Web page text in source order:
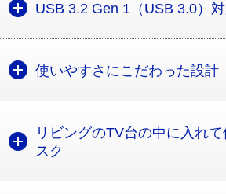
USB 3.2 Gen 1（USB 3.0）
使いやすさにこだわった設計
リビングのTV台の中に入れ
スク